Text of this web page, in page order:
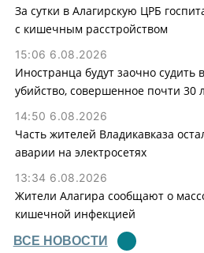
За сутки в Алагирскую ЦРБ
с кишечным расстройством
15:06 6.08.2026
Иностранца будут заочно судить
убийство, совершенное почти 30
14:50 6.08.2026
Часть жителей Владикавказа
аварии на электросетях
13:34 6.08.2026
Жители Алагира сообщают о
кишечной инфекцией
ВСЕ НОВОСТИ